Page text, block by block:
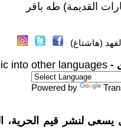
القديمة) طه باقر
(هاشتاغ)
-
into other languages
Powered by
لنشر قيم الحرية،